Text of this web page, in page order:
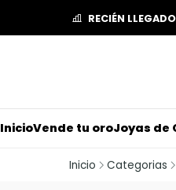
InicioVende tu oroJoyas de
RECIÉN
Inicio Categorias